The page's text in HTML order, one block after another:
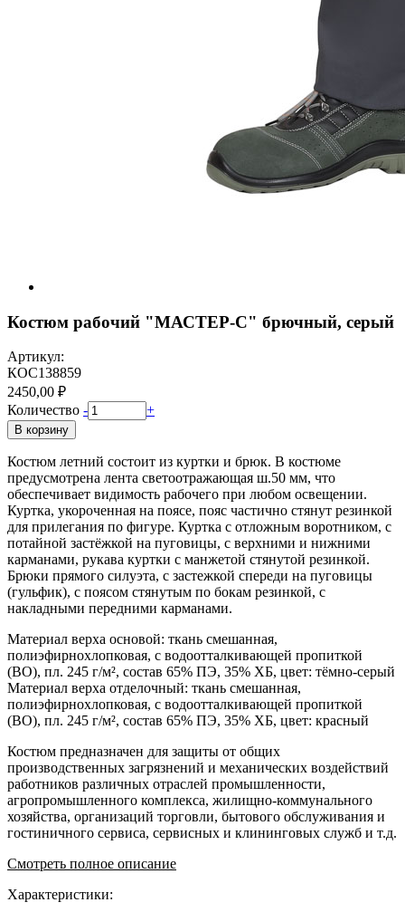
Костюм рабочий "МАСТЕР-С" брючный, серый
Артикул:
КОС138859
2450,00 ₽
Количество - +
В корзину
Костюм летний состоит из куртки и брюк. В костюме
предусмотрена лента светоотражающая ш.50 мм, что
обеспечивает видимость рабочего при любом освещении.
Куртка, укороченная на поясе, пояс частично стянут резинкой
для прилегания по фигуре. Куртка с отложным воротником, с
потайной застёжкой на пуговицы, с верхними и нижними
карманами, рукава куртки с манжетой стянутой резинкой.
Брюки прямого силуэта, с застежкой спереди на пуговицы
(гульфик), с поясом стянутым по бокам резинкой, с
накладными передними карманами.
Материал верха основой: ткань смешанная,
полиэфирнохлопковая, с водоотталкивающей пропиткой
(ВО), пл. 245 г/м², состав 65% ПЭ, 35% ХБ, цвет: тёмно-серый
Материал верха отделочный: ткань смешанная,
полиэфирнохлопковая, с водоотталкивающей пропиткой
(ВО), пл. 245 г/м², состав 65% ПЭ, 35% ХБ, цвет: красный
Костюм предназначен для защиты от общих
производственных загрязнений и механических воздействий
работников различных отраслей промышленности,
агропромышленного комплекса, жилищно-коммунального
хозяйства, организаций торговли, бытового обслуживания и
гостиничного сервиса, сервисных и клининговых служб и т.д.
Смотреть полное описание
Характеристики: